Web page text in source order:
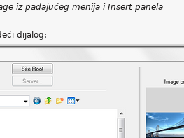
iz padajućeg menija i Insert panela
dijalog: